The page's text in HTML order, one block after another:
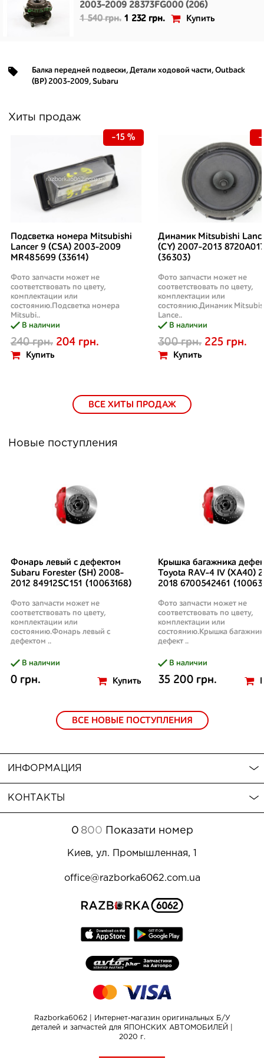
2003-2009 28373FG000 (206)
1 540 грн. 1 232 грн. Купить
Балка передней подвески, Детали ходовой части, Outback
(BP) 2003-2009, Subaru
Хиты продаж
Подсветка номера Mitsubishi
Lancer 9 (CSA) 2003-2009
MR485699 (33614)
Фото запчасти может не
соответствовать по цвету,
комплектации или
состоянию.Подсветка номера
Mitsubi..
В наличии
240 грн. 204 грн.
Купить
-15 %
Динамик Mitsubishi
(CY) 2007-2013
(36303)
Фото запчасти может не
соответствовать по цвету,
комплектации или
состоянию.Динамик
Lance..
В наличии
300 грн. 225 грн.
Купить
-
ВСЕ ХИТЫ ПРОДАЖ
Новые поступления
Фонарь левый с дефектом
Subaru Forester (SH) 2008-
2012 84912SC151 (10063168)
Фото запчасти может не
соответствовать по цвету,
комплектации или
состоянию.Фонарь левый с
дефектом ..
В наличии
0 грн. Купить
Крышка багажника
Toyota RAV-4 IV (XA40)
2018 6700542461
Фото запчасти может не
соответствовать по цвету,
комплектации или
состоянию.Крышка
дефект ..
В наличии
35 200 грн.
ВСЕ НОВЫЕ ПОСТУПЛЕНИЯ
ИНФОРМАЦИЯ
КОНТАКТЫ
0 800 Показати номер
Киев, ул. Промышленная, 1
office@razborka6062.com.ua
Razborka6062 | Интернет-магазин оригинальных Б/У
деталей и запчастей для ЯПОНСКИХ АВТОМОБИЛЕЙ |
2020 г.